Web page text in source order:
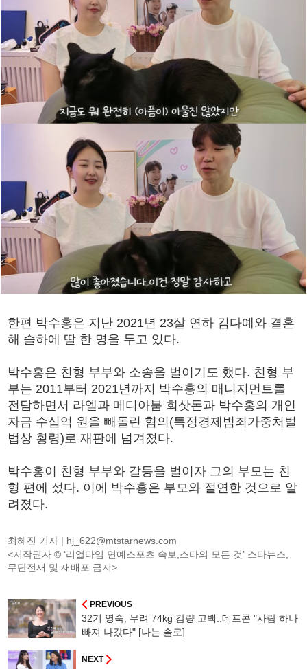
한편 박수홍은 지난 2021년 23살 연하 김다예와 결혼
해 슬하에 딸 한 명을 두고 있다.
박수홍은 친형 부부와 소송을 벌이기도 했다. 친형 부
부는 2011부터 2021년까지 박수홍의 매니지먼트를
전담하면서 라엘과 메디아붐 회삿돈과 박수홍의 개인
자금 수십억 원을 빼돌린 혐의(특정경제범죄가중처벌
법상 횡령)로 재판에 넘겨졌다.
박수홍이 친형 부부와 갈등을 벌이자 그의 부모는 친
형 편에 섰다. 이에 박수홍은 부모와 절연한 것으로 알
려졌다.
최혜진 기자 | hj_622@mtstarnews.com
<저작권자 © ‘리얼타임 연예스포츠 속보,스타의 모든 것’ 스타뉴스,
무단전재 및 재배포 금지>
PREVIOUS
32기 영숙, 무려 74kg 감량 고백..데프콘 "사람 하나
빠져 나갔다" [나는 솔로]
NEXT